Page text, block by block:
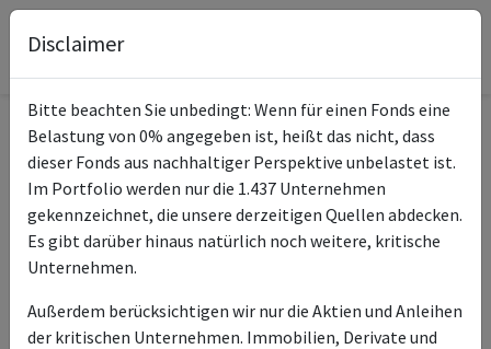
Informationen zum Fonds
Name
NORD/LB
Rentenstrategie A
ISIN des Fonds
Typ des Fonds Anleihen
Disclaimer
Bitte beachten Sie unbedingt: Wenn für einen Fonds eine
Belastung von 0% angegeben ist, heißt das nicht, dass
dieser Fonds aus nachhaltiger Perspektive unbelastet ist.
Im Portfolio werden nur die 1.437 Unternehmen
gekennzeichnet, die unsere derzeitigen Quellen abdecken.
Es gibt darüber hinaus natürlich noch weitere, kritische
Unternehmen.
Außerdem berücksichtigen wir nur die Aktien und Anleihen
der kritischen Unternehmen. Immobilien, Derivate und